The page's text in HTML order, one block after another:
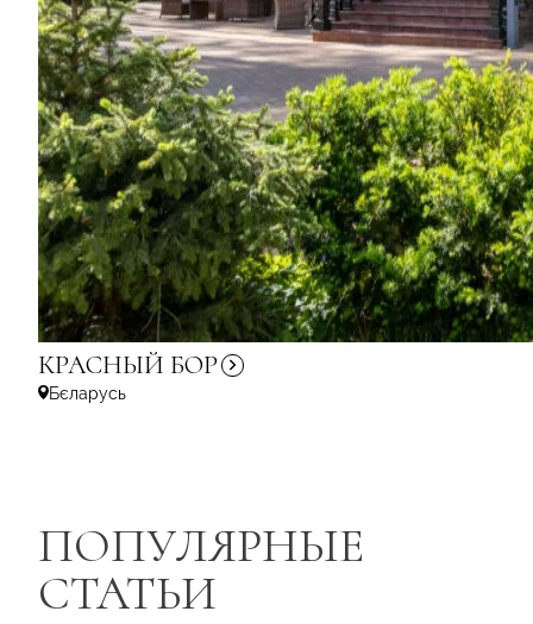
КРАСНЫЙ БОР
Бєларусь
ПОПУЛЯРНЫЕ
СТАТЬИ